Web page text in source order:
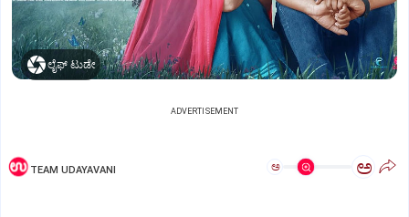
ಲೈಫ್‌ ಟುಡೇ
ADVERTISEMENT
TEAM UDAYAVANI ಅ ಅ